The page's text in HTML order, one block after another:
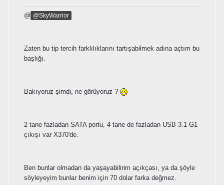
@ @SkyWarrior
Zaten bu tip tercih farklılıklarını tartışabilmek adına açtım bu
başlığı.
Bakıyoruz şimdi, ne görüyoruz ?
2 tane fazladan SATA portu, 4 tane de fazladan USB 3.1 G1
çıkışı var X370'de.
Ben bunlar olmadan da yaşayabilirim açıkçası, ya da şöyle
söyleyeyim bunlar benim için 70 dolar farka değmez.